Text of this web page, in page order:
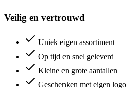
Veilig en vertrouwd
Uniek eigen assortiment
Op tijd en snel geleverd
Kleine en grote aantallen
Geschenken met eigen logo